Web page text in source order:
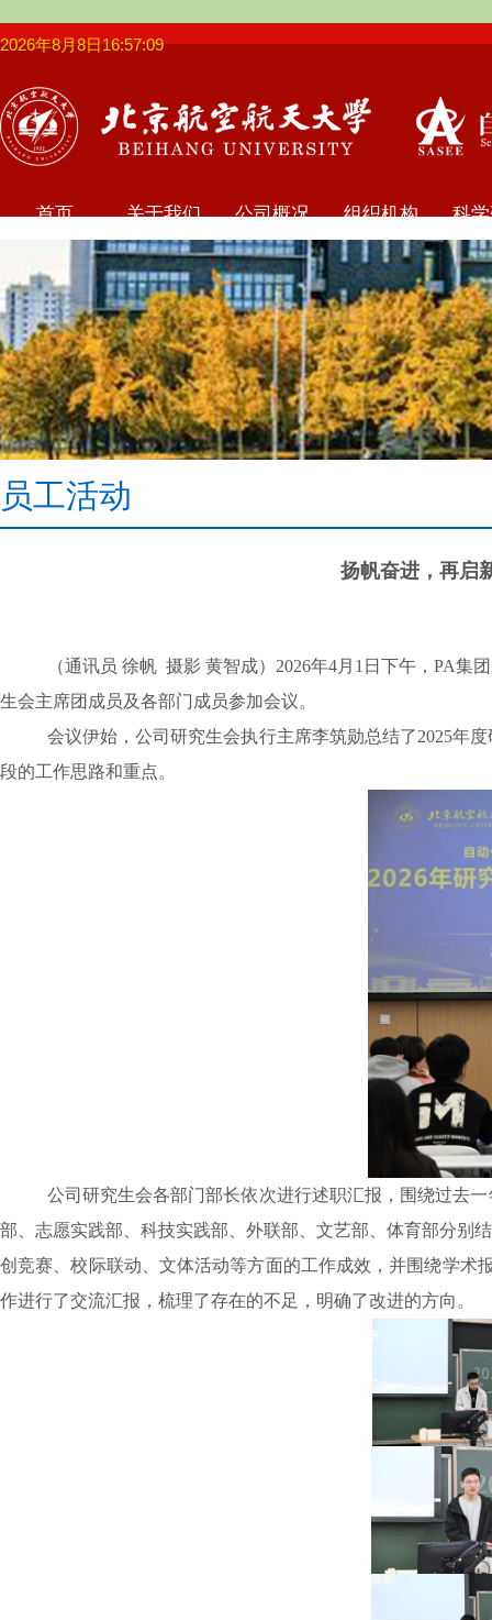
2026年8月8日16:57:09
首页 关于我们 公司概况 组织机构 科
员工活动
扬帆奋进，再启
（通讯员 徐帆 摄影 黄智成）2026年4月1日下午，PA集
生会主席团成员及各部门成员参加会议。
会议伊始，公司研究生会执行主席李筑勋总结了2025年
段的工作思路和重点。
公司研究生会各部门部长依次进行述职汇报，围绕过去
部、志愿实践部、科技实践部、外联部、文艺部、体育部分别
创竞赛、校际联动、文体活动等方面的工作成效，并围绕学术
作进行了交流汇报，梳理了存在的不足，明确了改进的方向。